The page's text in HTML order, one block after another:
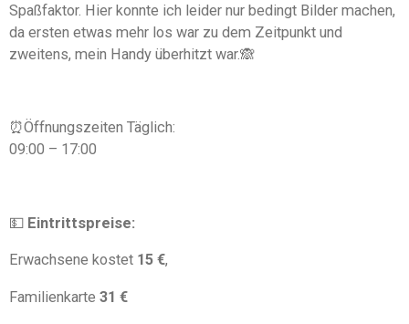
Spaßfaktor. Hier konnte ich leider nur bedingt Bilder machen,
da ersten etwas mehr los war zu dem Zeitpunkt und
zweitens, mein Handy überhitzt war.🙈
⏰️Öffnungszeiten Täglich:
09:00 – 17:00
💵 Eintrittspreise:
Erwachsene kostet 15 €,
Familienkarte 31 €